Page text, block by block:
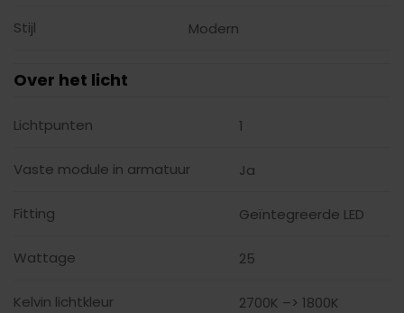
Stijl Modern
Over het licht
Lichtpunten 1
Vaste module in armatuur Ja
Fitting Geïntegreerde LED
Wattage 25
Kelvin lichtkleur 2700K –> 1800K